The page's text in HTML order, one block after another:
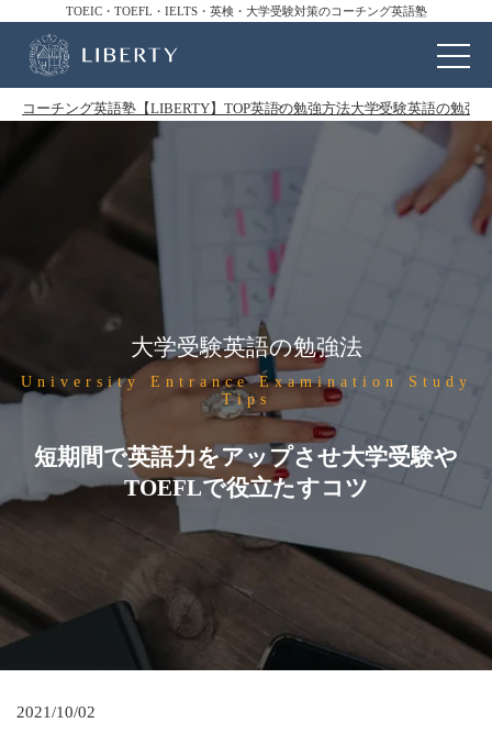
TOEIC・TOEFL・IELTS・英検・大学受験対策のコーチング英語塾
コーチング英語塾【LIBERTY】TOP英語の勉強方法大学受験英語の勉強法
大学受験英語の勉強法
University Entrance Examination Study
Tips
短期間で英語力をアップさせ大学受験や
TOEFLで役立たすコツ
2021/10/02